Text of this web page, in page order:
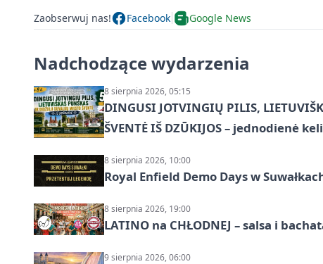
Zaobserwuj nas! Facebook Google News
Nadchodzące wydarzenia
8 sierpnia 2026, 05:15
DINGUSI JOTVINGIŲ PILIS,
ŠVENTĖ IŠ DZŪKIJOS – jednodienė
8 sierpnia 2026, 10:00
Royal Enfield Demo Days w
8 sierpnia 2026, 19:00
LATINO na CHŁODNEJ – salsa i
9 sierpnia 2026, 06:00